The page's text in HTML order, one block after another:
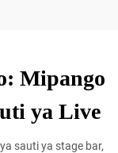
Mipango
ya Live
sauti ya stage bar,